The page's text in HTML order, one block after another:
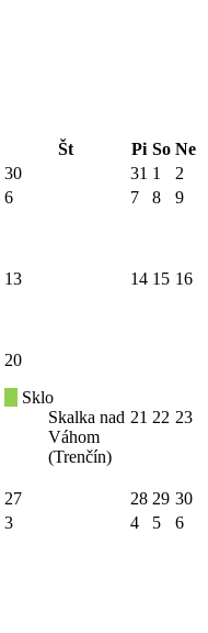
Št Pi So Ne
30 31 1
2
6 7 8
9
13 14 15 16
20
Sklo
Skalka nad
Váhom
(Trenčín)
21 22 23
27 28 29 30
3 4 5
6